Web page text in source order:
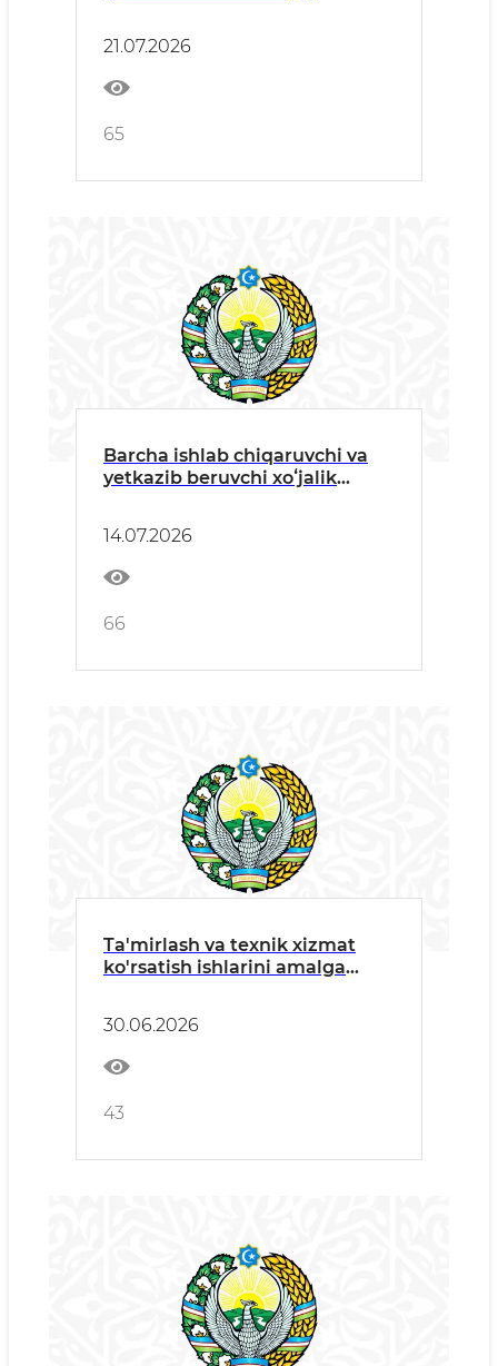
21.07.2026
65
Barcha ishlab chiqaruvchi va
yetkazib beruvchi xoʻjalik
14.07.2026
66
Ta'mirlash va texnik xizmat
ko'rsatish ishlarini amalga
30.06.2026
43